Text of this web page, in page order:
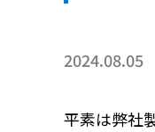
2024.08.05
平素は弊社